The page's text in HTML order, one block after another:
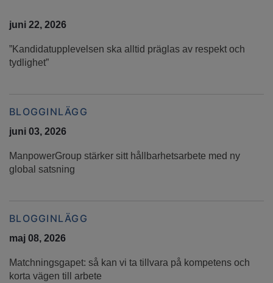
juni 22, 2026
”Kandidatupplevelsen ska alltid präglas av respekt och
tydlighet”
BLOGGINLÄGG
juni 03, 2026
ManpowerGroup stärker sitt hållbarhetsarbete med ny
global satsning
BLOGGINLÄGG
maj 08, 2026
Matchningsgapet: så kan vi ta tillvara på kompetens och
korta vägen till arbete